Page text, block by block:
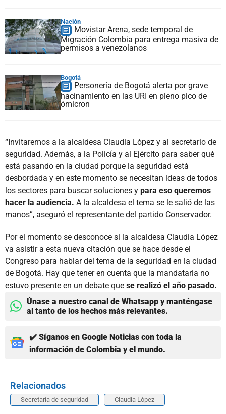
Nación
Movistar Arena, sede temporal de
Migración Colombia para entrega masiva de
permisos a venezolanos
Bogotá
Personería de Bogotá alerta por grave
hacinamiento en las URI en pleno pico de
ómicron
“Invitaremos a la alcaldesa Claudia López y al secretario de
seguridad. Además, a la Policía y al Ejército para saber qué
está pasando en la ciudad porque la seguridad está
desbordada y en este momento se necesitan ideas de todos
los sectores para buscar soluciones y para eso queremos
hacer la audiencia. A la alcaldesa el tema se le salió de las
manos”, aseguró el representante del partido Conservador.
Por el momento se desconoce si la alcaldesa Claudia López
va asistir a esta nueva citación que se hace desde el
Congreso para hablar del tema de la seguridad en la ciudad
de Bogotá. Hay que tener en cuenta que la mandataria no
estuvo presente en un debate que se realizó el año pasado.
Únase a nuestro canal de Whatsapp y manténgase
al tanto de los hechos más relevantes.
✔️ Síganos en Google Noticias con toda la
información de Colombia y el mundo.
Relacionados
Secretaría de seguridad Claudia López